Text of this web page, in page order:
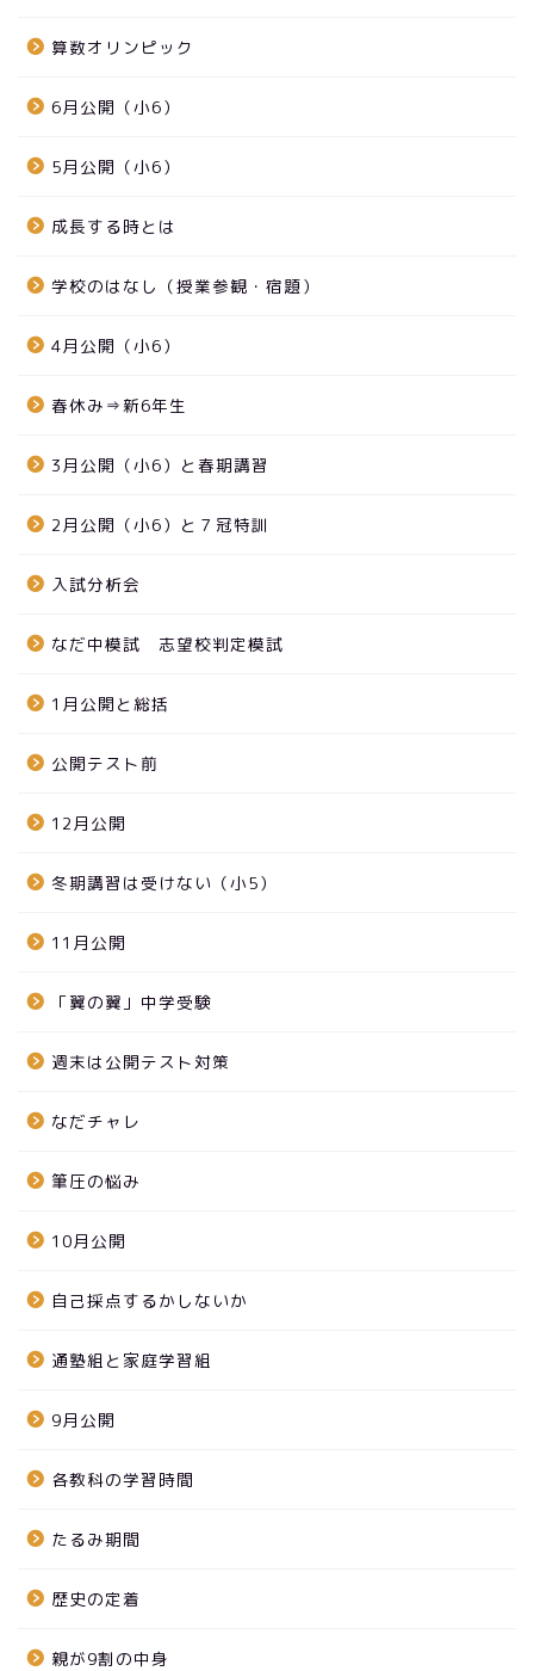
算数オリンピック
6月公開（小6）
5月公開（小6）
成長する時とは
学校のはなし（授業参観・宿題）
4月公開（小6）
春休み⇒新6年生
3月公開（小6）と春期講習
2月公開（小6）と７冠特訓
入試分析会
なだ中模試 志望校判定模試
1月公開と総括
公開テスト前
12月公開
冬期講習は受けない（小5）
11月公開
「翼の翼」中学受験
週末は公開テスト対策
なだチャレ
筆圧の悩み
10月公開
自己採点するかしないか
通塾組と家庭学習組
9月公開
各教科の学習時間
たるみ期間
歴史の定着
親が9割の中身